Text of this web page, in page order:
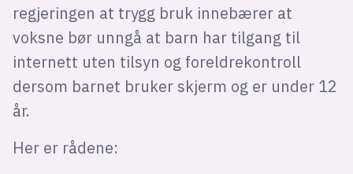
regjeringen at trygg bruk innebærer at
voksne bør unngå at barn har tilgang til
internett uten tilsyn og foreldrekontroll
dersom barnet bruker skjerm og er under 12
år.
Her er rådene: